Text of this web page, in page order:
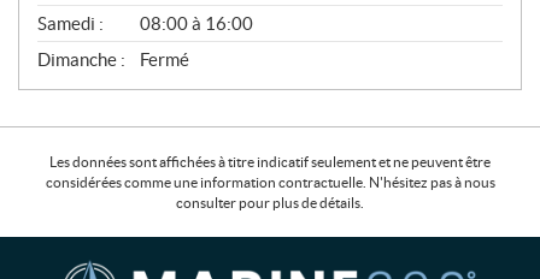
Samedi :
08:00 à 16:00
Dimanche :
Fermé
Les données sont affichées à titre indicatif seulement et ne peuvent être
considérées comme une information contractuelle. N'hésitez pas à nous
consulter pour plus de détails.